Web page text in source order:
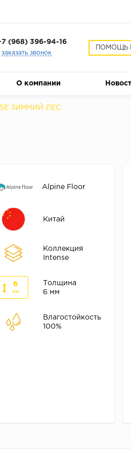
(968) 396-94-16
заказать звонок
ПОМОЩЬ
О компании
ЗИМНИЙ ЛЕС
Alpine Floor
Китай
Коллекция
Intense
6
мм
Толщина
6 мм
Влагостойкость
100%